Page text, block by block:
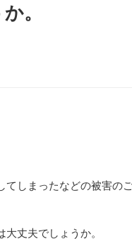
。
しまったなどの被害の
丈夫でしょうか。